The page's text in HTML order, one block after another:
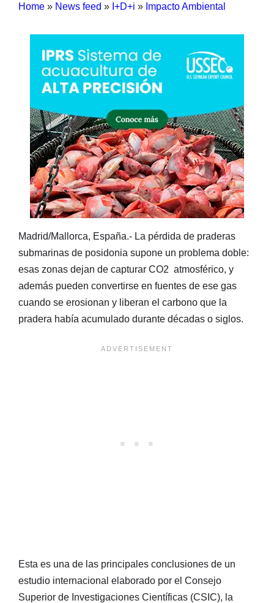
Home » News feed » I+D+i » Impacto Ambiental
Madrid/Mallorca, España.- La pérdida de praderas
submarinas de posidonia supone un problema doble:
esas zonas dejan de capturar CO2 atmosférico, y
además pueden convertirse en fuentes de ese gas
cuando se erosionan y liberan el carbono que la
pradera había acumulado durante décadas o siglos.
Esta es una de las principales conclusiones de un
estudio internacional elaborado por el Consejo
Superior de Investigaciones Científicas (CSIC), la